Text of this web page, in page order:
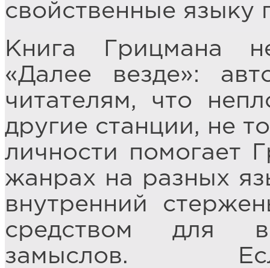
свойственные языку
Книга Грицмана
«Далее везде»:
читателям, что
другие станции, не
личности помогает
жанрах на разных
внутренний
средством для
замыслов.